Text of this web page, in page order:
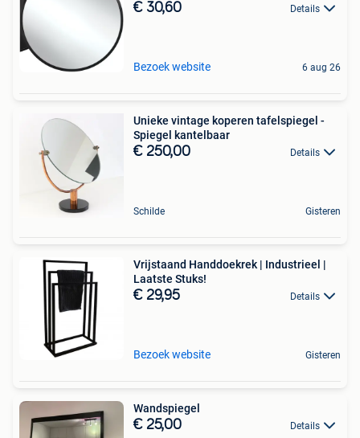
€ 30,60 Details
Bezoek website 6 aug 26
Unieke vintage koperen tafelspiegel -
Spiegel kantelbaar
€ 250,00 Details
Schilde Gisteren
Vrijstaand Handdoekrek | Industrieel |
Laatste Stuks!
€ 29,95 Details
Bezoek website Gisteren
Wandspiegel
€ 25,00 Details